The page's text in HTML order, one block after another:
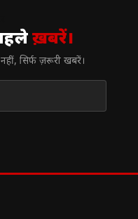
ख़बरें।
सिर्फ ज़रूरी खबरें।